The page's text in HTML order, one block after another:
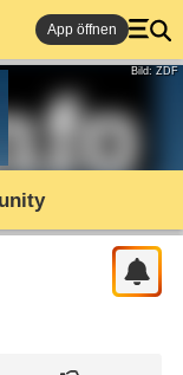
App öffnen
Bild: ZDF